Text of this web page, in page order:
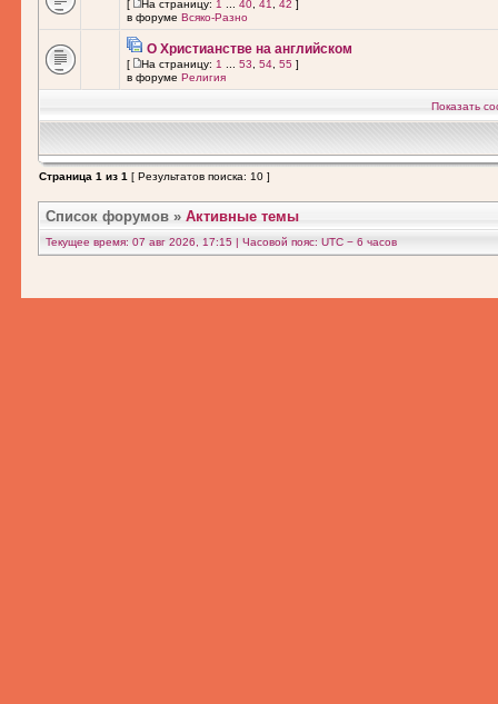
[ На страницу: 1 40 41 42 ]
в форуме Всяко-Разно
О Христианстве на английском
[ На страницу: 1 53 54 55 ]
в форуме Религия
Показать
Страница 1 из 1 [ Результатов поиска: 10 ]
Список форумов » Активные темы
Текущее время: 07 авг 2026, 17:15 | Часовой пояс: UTC − 6 часов